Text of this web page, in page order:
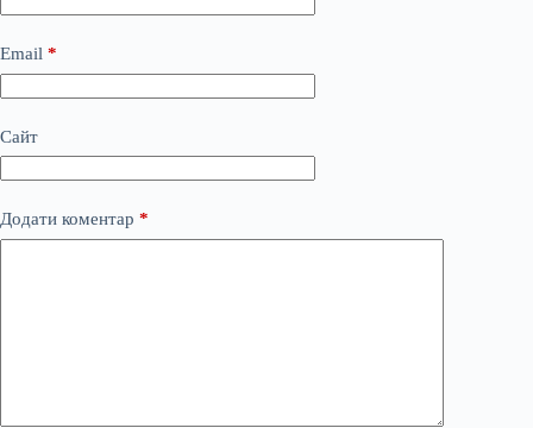
Email *
Сайт
Додати коментар *